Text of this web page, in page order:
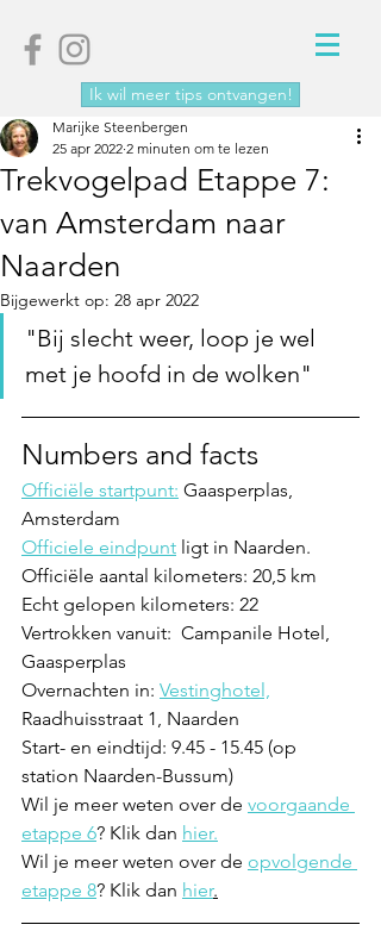
Ik wil meer tips ontvangen!
Trekvogelpad Etappe 7:
van Amsterdam naar
Naarden
Marijke Steenbergen
25 apr 2022 2 minuten om te lezen
Bijgewerkt op: 28 apr 2022
"Bij slecht weer, loop je wel
met je hoofd in de wolken"
Numbers and facts
Officiële startpunt: Gaasperplas,
Amsterdam
Officiele eindpunt ligt in Naarden.
Officiële aantal kilometers: 20,5 km
Echt gelopen kilometers: 22
Vertrokken vanuit:  Campanile Hotel,
Gaasperplas
Overnachten in: Vestinghotel,
Raadhuisstraat 1, Naarden
Start- en eindtijd: 9.45 - 15.45 (op
station Naarden-Bussum)
Wil je meer weten over de voorgaande
etappe 6? Klik dan hier.
Wil je meer weten over de opvolgende
etappe 8? Klik dan hier.